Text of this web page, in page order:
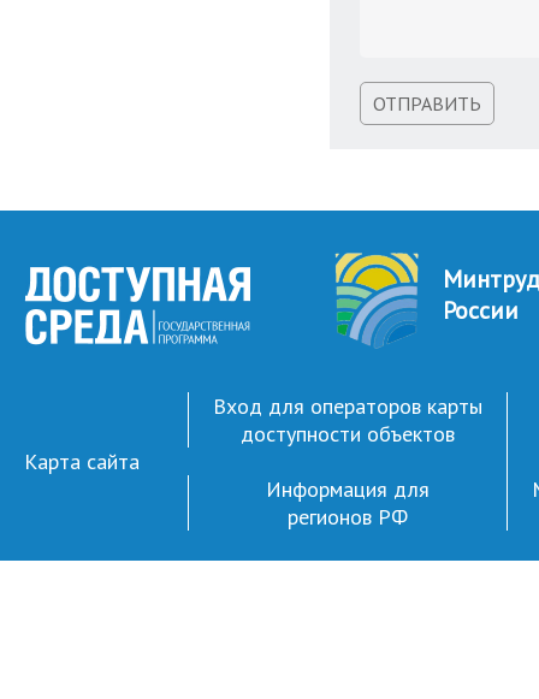
ОТПРАВИТЬ
Минтруд
России
Карта сайта
Вход для операторов карты
доступности объектов
Информация для
регионов РФ